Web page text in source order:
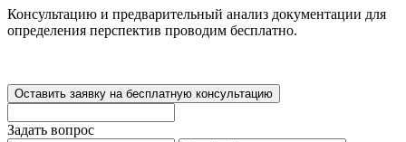
Консультацию и предварительный анализ документации для
определения перспектив проводим бесплатно.
Оставить заявку на бесплатную консультацию
Задать вопрос